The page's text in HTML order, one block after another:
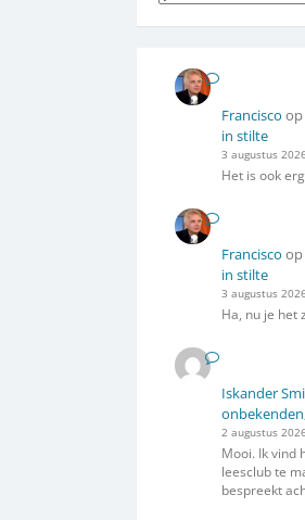
Francisco
in stilte
3 augustus 2026
Het is ook
Francisco
in stilte
3 augustus 2026
Ha, nu je het
Iskander
2 augustus 2026
Mooi. Ik vind
leesclub te
bespreekt